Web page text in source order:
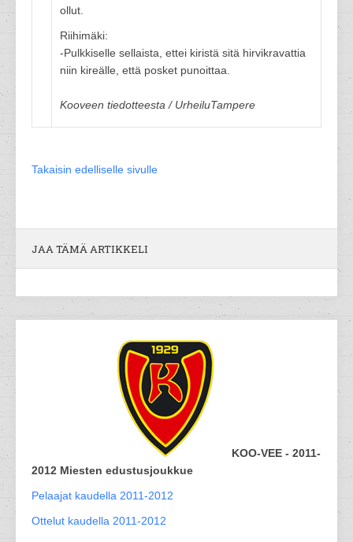
ollut.
Riihimäki:
-Pulkkiselle sellaista, ettei kiristä sitä hirvikravattia
niin kireälle, että posket punoittaa.
Kooveen tiedotteesta / UrheiluTampere
Takaisin edelliselle sivulle
JAA TÄMÄ ARTIKKELI
KOO-VEE - 2011-
2012 Miesten edustusjoukkue
Pelaajat kaudella 2011-2012
Ottelut kaudella 2011-2012